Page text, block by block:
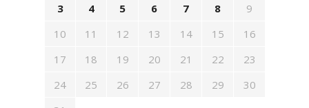
3
4 5 6 7 8
9
10
11 12 13 14 15
16
17
18 19 20 21 22
23
24
25 26 27 28 29
30